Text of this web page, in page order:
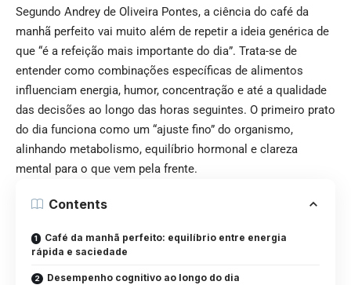
Segundo Andrey de Oliveira Pontes, a ciência do café da
manhã perfeito vai muito além de repetir a ideia genérica de
que “é a refeição mais importante do dia”. Trata-se de
entender como combinações específicas de alimentos
influenciam energia, humor, concentração e até a qualidade
das decisões ao longo das horas seguintes. O primeiro prato
do dia funciona como um “ajuste fino” do organismo,
alinhando metabolismo, equilíbrio hormonal e clareza
mental para o que vem pela frente.
Contents
Café da manhã perfeito: equilíbrio entre energia
rápida e saciedade
Desempenho cognitivo ao longo do dia